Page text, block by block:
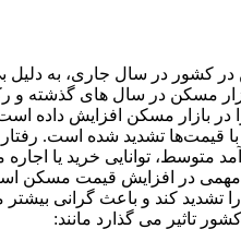
کشور در سال جاری، به دلیل
در سال های گذشته و
در بازار مسکن افزایش داده
قیمت‌ها تشدید شده است.
متوسط، توانایی خرید یا
مهمی در افزایش قیمت مسکن
کند و باعث گرانی بیشتر
تاثیر می گذارد مانند: